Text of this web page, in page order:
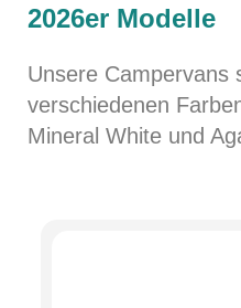
2026er Modelle
Unsere Campervans
verschiedenen
Mineral White und